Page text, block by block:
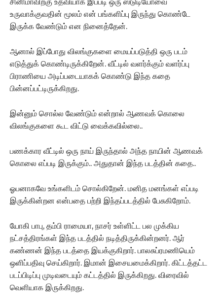
சினிமாவிற்கு உதவியாக இப்படி ஒரு ஸ்டுடியோவை
உருவாக்குவதின் மூலம் என் பங்களிப்பு இருந்து கொண்டே
இருக்க வேண்டும் என நினைத்தேன்.
ஆனால் இப்போது விலங்குகளை மையப்படுத்தி ஒரு படம்
எடுத்துக் கொண்டிருக்கிறேன். வீட்டில் வளர்க்கும் வளர்ப்பு
பிராணியை அடிப்படையாகக் கொண்டு இந்த கதை
பின்னப்பட்டிருக்கிறது.
இன்னும் சொல்ல வேண்டும் என்றால் ஆணவக் கொலை
விலங்குகளை கூட விட்டு வைக்கவில்லை..
பணக்கார வீட்டில் ஒரு நாய் இருந்தால் அந்த நாயின் ஆணவக்
கொலை எப்படி இருக்கும்.. அதுதான் இந்த படத்தின் கதை..
ஓபனாகவே உங்களிடம் சொல்கிறேன். மனித மனங்கள் எப்படி
இருக்கின்றன என்பதை பற்றி இந்தப்படத்தில் பேசுகிறோம்.
யோகி பாபு, தம்பி ராமையா, நாசர் உள்ளிட்ட பல முக்கிய
நட்சத்திரங்கள் இந்த படத்தில் நடித்திருக்கின்றனர். ஆர்
கண்ணன் இந்த படத்தை இயக்குகிறார். பாலசுப்ரமணியெம்
ஒளிப்பதிவு செய்கிறார். இமான் இசையமைக்கிறார். கிட்டத்தட்ட
படப்பிடிப்பு முடிவடையும் கட்டத்தில் இருக்கிறது. விரைவில்
வெளியாக இருக்கிறது.